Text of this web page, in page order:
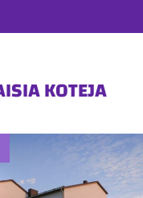
KOTEJA